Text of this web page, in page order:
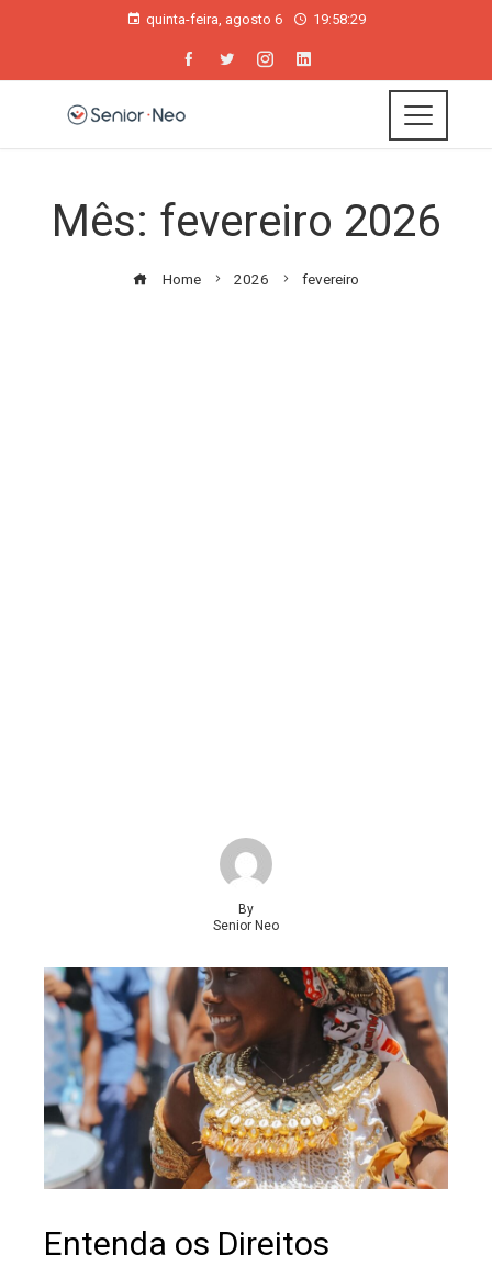
quinta-feira, agosto 6 19:58:30
Mês: fevereiro 2026
Home 2026 fevereiro
By
Senior Neo
Entenda os Direitos